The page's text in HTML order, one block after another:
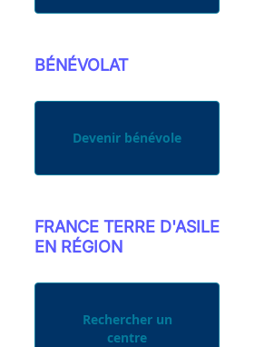
BÉNÉVOLAT
Devenir bénévole
FRANCE TERRE D'ASILE
EN RÉGION
Rechercher un
centre